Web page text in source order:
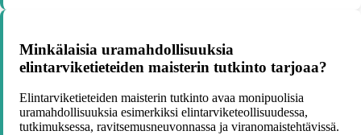
Minkälaisia uramahdollisuuksia
elintarviketieteiden maisterin tutkinto tarjoaa?
Elintarviketieteiden maisterin tutkinto avaa monipuolisia
uramahdollisuuksia esimerkiksi elintarviketeollisuudessa,
tutkimuksessa, ravitsemusneuvonnassa ja viranomaistehtävissä.